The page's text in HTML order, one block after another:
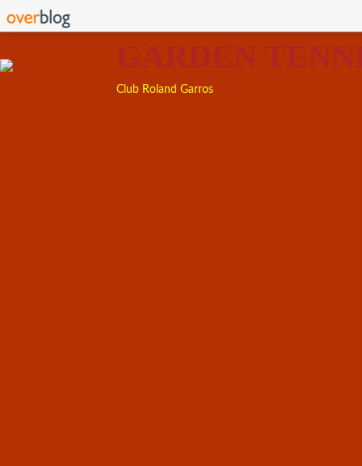
GARDEN
Club Roland Garros